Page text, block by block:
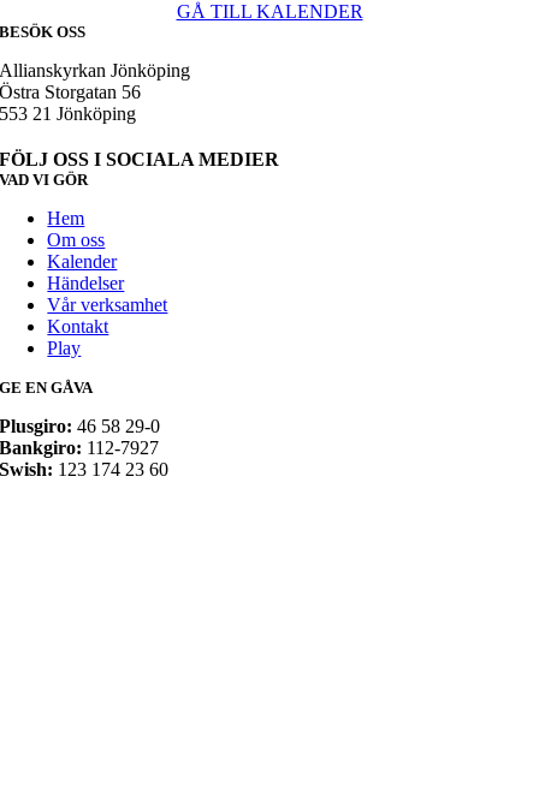
GÅ TILL KALENDER
BESÖK OSS
Allianskyrkan Jönköping
Östra Storgatan 56
553 21 Jönköping
FÖLJ OSS I SOCIALA MEDIER
VAD VI GÖR
Hem
Om oss
Kalender
Händelser
Vår verksamhet
Kontakt
Play
GE EN GÅVA
Plusgiro: 46 58 29-0
Bankgiro: 112-7927
Swish: 123 174 23 60